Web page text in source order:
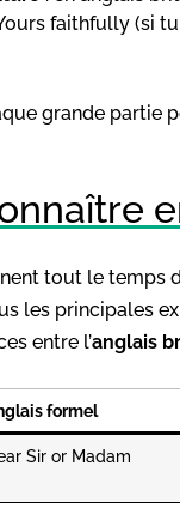
faithfully (si
grande partie
tout le temps
les principales
entre l’anglais
formel
Sir or Madam